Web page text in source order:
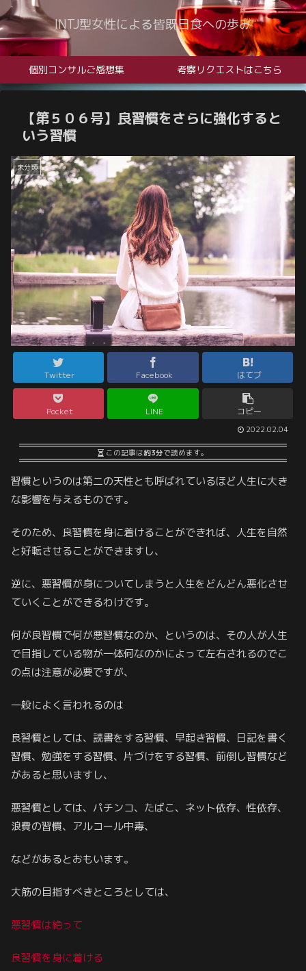
INTJ型女性による皆既日食への歩み
個別コンサルご感想集 考察リクエストはこちら
【第５０６号】良習慣をさらに強化すると
いう習慣
未分類
Twitter Facebook はてブ
Pocket LINE コピー
2022.02.04
この記事は約3分で読めます。
習慣というのは第二の天性とも呼ばれているほど人生に大き
な影響を与えるものです。
そのため、良習慣を身に着けることができれば、人生を自然
と好転させることができますし、
逆に、悪習慣が身についてしまうと人生をどんどん悪化させ
ていくことができるわけです。
何が良習慣で何が悪習慣なのか、というのは、その人が人生
で目指している物が一体何なのかによって左右されるのでこ
の点は注意が必要ですが、
一般によく言われるのは
良習慣としては、読書をする習慣、早起き習慣、日記を書く
習慣、勉強をする習慣、片づけをする習慣、前倒し習慣など
があると思いますし、
悪習慣としては、パチンコ、たばこ、ネット依存、性依存、
浪費の習慣、アルコール中毒、
などがあるとおもいます。
大筋の目指すべきところとしては、
悪習慣は絶って
良習慣を身に着ける